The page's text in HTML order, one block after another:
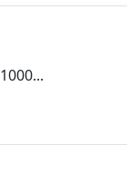
1000...